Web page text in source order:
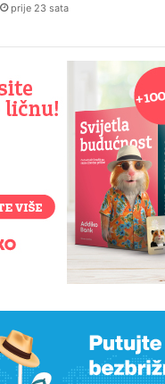
prije 23 sata